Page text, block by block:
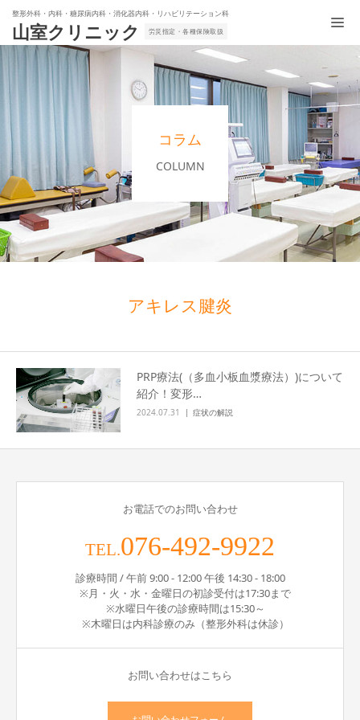
整形外科・内科・糖尿病内科・消化器内科・リハビリテーション科
山室クリニック 労災指定・各種保険取扱
コラム
COLUMN
アキレス腱炎
PRP療法(（多血小板血漿療法）)について
紹介！変形…
2024.07.31 症状の解説
お電話でのお問い合わせ
TEL.076-492-9922
診療時間 / 午前 9:00 - 12:00 午後 14:30 - 18:00
※月・火・水・金曜日の初診受付は17:30まで
※水曜日午後の診療時間は15:30～
※木曜日は内科診療のみ（整形外科は休診）
お問い合わせはこちら